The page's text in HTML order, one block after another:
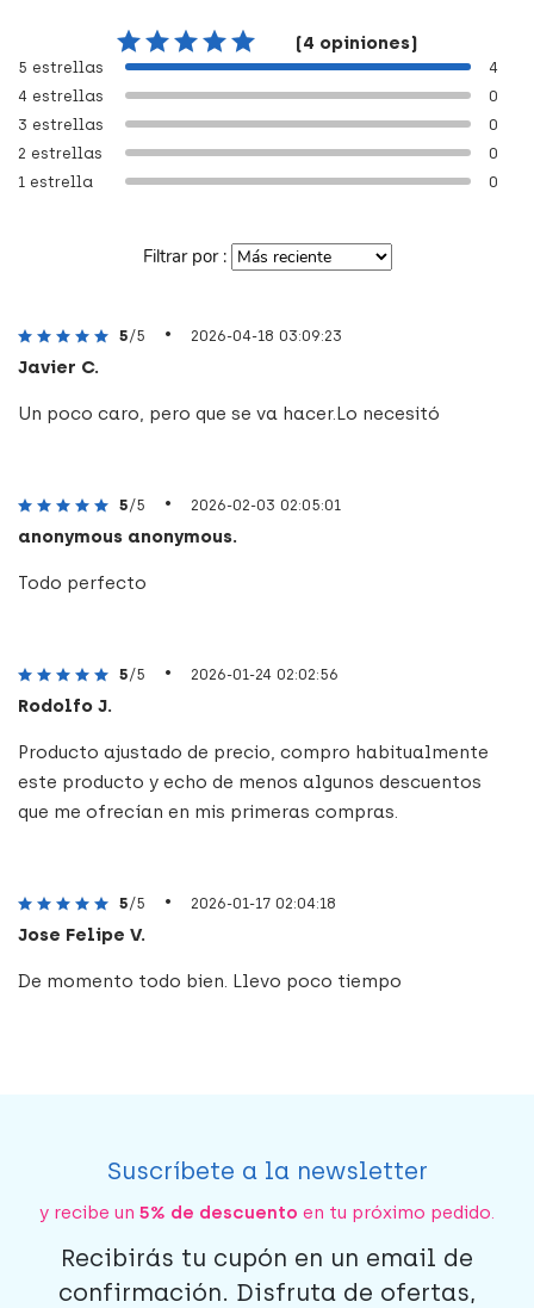
(4 opiniones)
1 estrella 0
2 estrellas 0
3 estrellas 0
4 estrellas 0
5 estrellas 4
Filtrar por :
5/5 • 2026-04-18 03:09:23
Javier C.
Un poco caro, pero que se va hacer.Lo necesitó
5/5 • 2026-02-03 02:05:01
anonymous anonymous.
Todo perfecto
5/5 • 2026-01-24 02:02:56
Rodolfo J.
Producto ajustado de precio, compro habitualmente
este producto y echo de menos algunos descuentos
que me ofrecían en mis primeras compras.
5/5 • 2026-01-17 02:04:18
Jose Felipe V.
De momento todo bien. Llevo poco tiempo
Suscríbete a la newsletter
y recibe un 5% de descuento en tu próximo pedido.
Recibirás tu cupón en un email de
confirmación. Disfruta de ofertas,